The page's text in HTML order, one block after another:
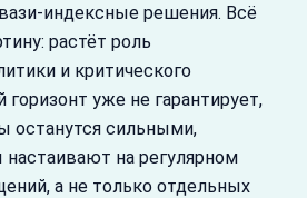
индексные решения. Всё
растёт роль
и критического
уже не гарантирует,
останутся сильными,
на регулярном
а не только отдельных